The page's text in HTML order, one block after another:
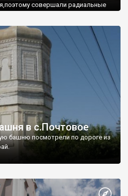
совершали радиальные
в с.Почтовое
башню посмотрели по дороге из